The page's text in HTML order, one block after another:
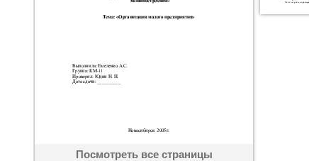
Посмотреть все страницы